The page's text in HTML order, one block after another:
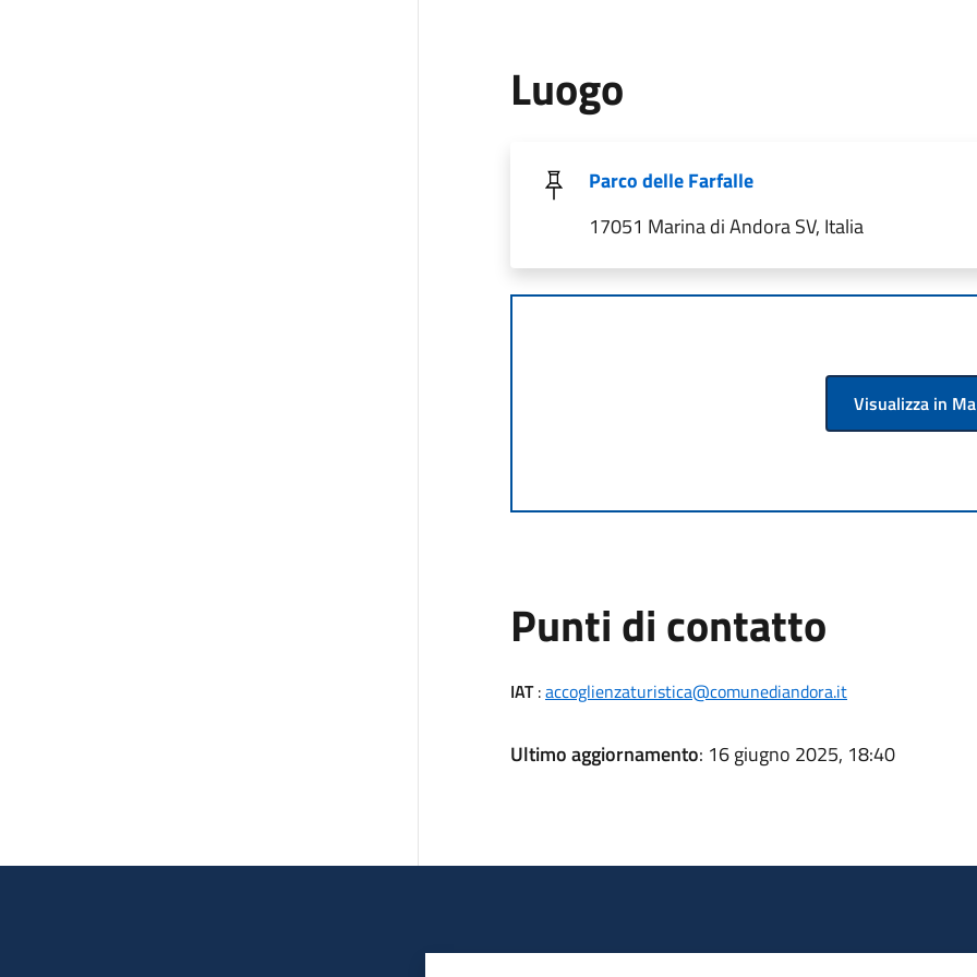
Luogo
Parco delle Farfalle
17051 Marina di Andora SV, Italia
Visualizza in
Punti di contatto
IAT:accoglienzaturistica@comunediandora.it
Ultimo aggiornamento: 16 giugno 2025, 18:40